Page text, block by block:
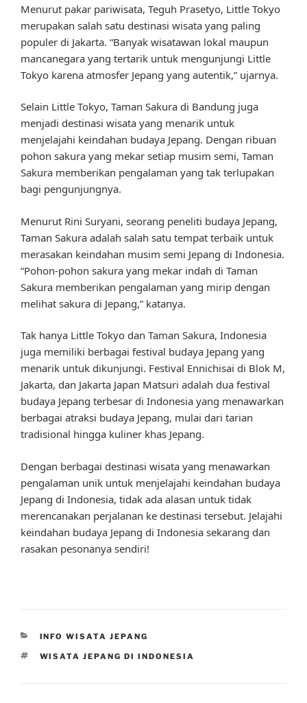
Menurut pakar pariwisata, Teguh Prasetyo, Little Tokyo
merupakan salah satu destinasi wisata yang paling
populer di Jakarta. “Banyak wisatawan lokal maupun
mancanegara yang tertarik untuk mengunjungi Little
Tokyo karena atmosfer Jepang yang autentik,” ujarnya.
Selain Little Tokyo, Taman Sakura di Bandung juga
menjadi destinasi wisata yang menarik untuk
menjelajahi keindahan budaya Jepang. Dengan ribuan
pohon sakura yang mekar setiap musim semi, Taman
Sakura memberikan pengalaman yang tak terlupakan
bagi pengunjungnya.
Menurut Rini Suryani, seorang peneliti budaya Jepang,
Taman Sakura adalah salah satu tempat terbaik untuk
merasakan keindahan musim semi Jepang di Indonesia.
“Pohon-pohon sakura yang mekar indah di Taman
Sakura memberikan pengalaman yang mirip dengan
melihat sakura di Jepang,” katanya.
Tak hanya Little Tokyo dan Taman Sakura, Indonesia
juga memiliki berbagai festival budaya Jepang yang
menarik untuk dikunjungi. Festival Ennichisai di Blok M,
Jakarta, dan Jakarta Japan Matsuri adalah dua festival
budaya Jepang terbesar di Indonesia yang menawarkan
berbagai atraksi budaya Jepang, mulai dari tarian
tradisional hingga kuliner khas Jepang.
Dengan berbagai destinasi wisata yang menawarkan
pengalaman unik untuk menjelajahi keindahan budaya
Jepang di Indonesia, tidak ada alasan untuk tidak
merencanakan perjalanan ke destinasi tersebut. Jelajahi
keindahan budaya Jepang di Indonesia sekarang dan
rasakan pesonanya sendiri!
CATEGORIES
INFO WISATA JEPANG
TAGS
WISATA JEPANG DI INDONESIA